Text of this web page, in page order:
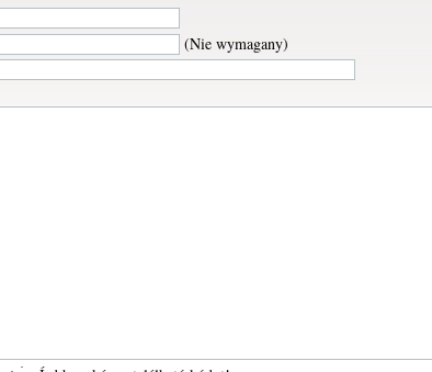
(Nie wymagany)